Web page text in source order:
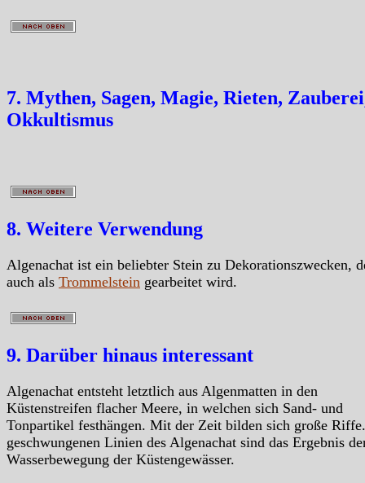
7. Mythen, Sagen, Magie, Rieten,
Okkultismus
8. Weitere Verwendung
Algenachat ist ein beliebter Stein zu Dekorationszwecken,
auch als Trommelstein gearbeitet wird.
9. Darüber hinaus interessant
Algenachat entsteht letztlich aus Algenmatten in den
Küstenstreifen flacher Meere, in welchen sich Sand- und
Tonpartikel festhängen. Mit der Zeit bilden sich große
geschwungenen Linien des Algenachat sind das Ergebnis
Wasserbewegung der Küstengewässer.